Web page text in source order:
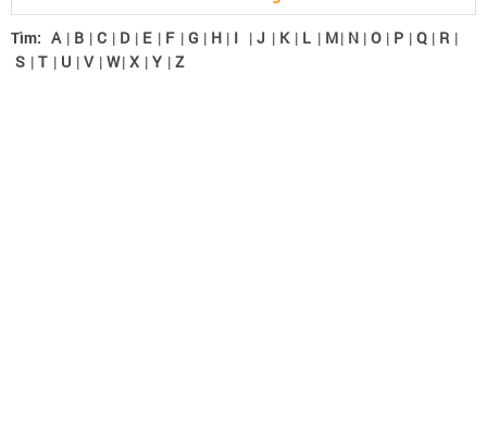
Tìm: A | B | C | D | E | F | G | H | I | J | K | L | M| N | O | P | Q | R |
S | T | U | V | W| X | Y | Z